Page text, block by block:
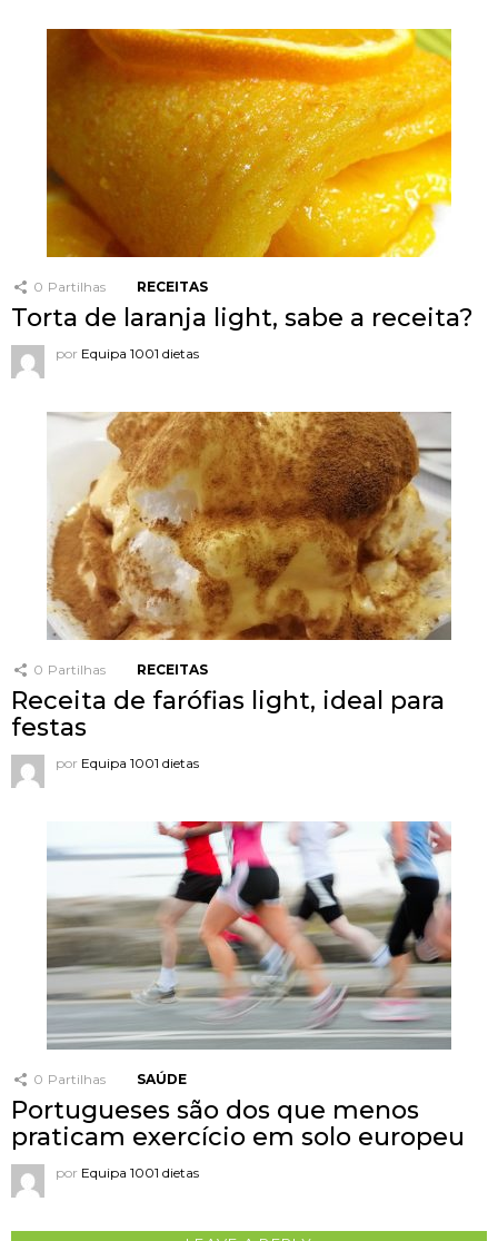
0 Partilhas RECEITAS
Torta de laranja light, sabe a receita?
por Equipa 1001 dietas
0 Partilhas RECEITAS
Receita de farófias light, ideal para
festas
por Equipa 1001 dietas
0 Partilhas SAÚDE
Portugueses são dos que menos
praticam exercício em solo europeu
por Equipa 1001 dietas